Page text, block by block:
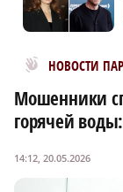
НОВОСТИ
Новости
Мошенники
горячей
14:12, 20.05.2026